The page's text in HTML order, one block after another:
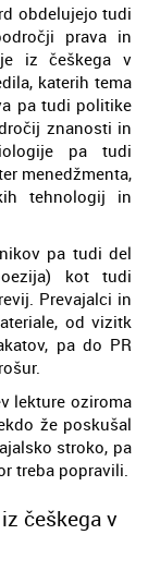
obdelujejo tudi
prava in
iz češkega v
katerih tema
pa tudi politike
znanosti in
pa tudi
menedžmenta,
tehnologij in
pa tudi del
kot tudi
Prevajalci in
od vizitk
pa do PR
lekture oziroma
že poskušal
stroko, pa
treba popravili.
češkega v